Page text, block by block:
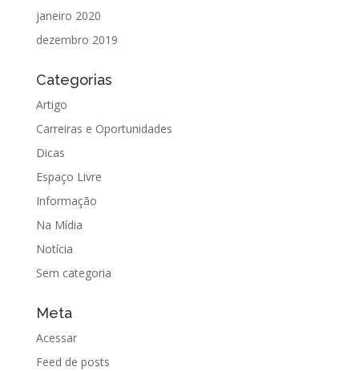
janeiro 2020
dezembro 2019
Categorias
Artigo
Carreiras e Oportunidades
Dicas
Espaço Livre
Informação
Na Mídia
Notícia
Sem categoria
Meta
Acessar
Feed de posts